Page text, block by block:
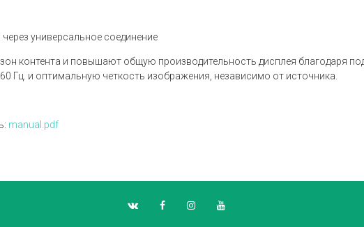
универсальное соединение
контента и повышают общую производительность дисплея благодаря
Гц. и оптимальную четкость изображения, независимо от источника.
manual.pdf